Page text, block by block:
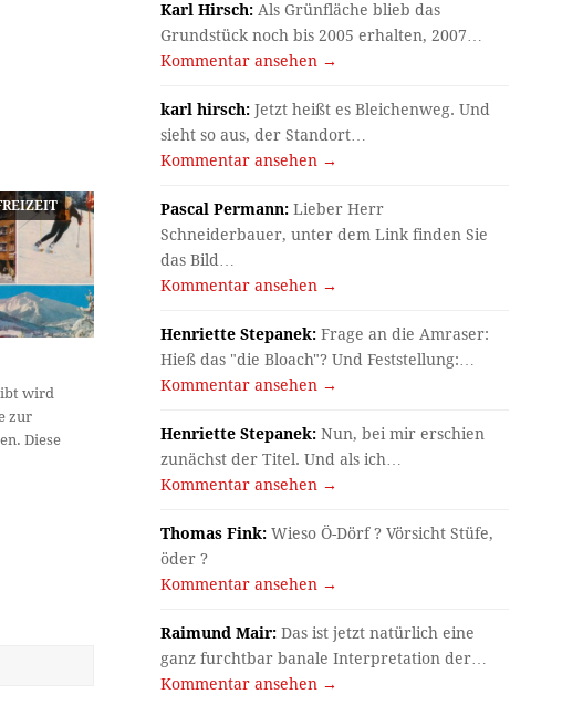
wird
zur
Diese
Karl Hirsch: Als Grünfläche blieb das
Grundstück noch bis 2005 erhalten, 2007…
Kommentar ansehen →
karl hirsch: Jetzt heißt es Bleichenweg. Und
sieht so aus, der Standort…
Kommentar ansehen →
Pascal Permann: Lieber Herr
Schneiderbauer, unter dem Link finden Sie
das Bild…
Kommentar ansehen →
Henriette Stepanek: Frage an die Amraser:
Hieß das "die Bloach"? Und Feststellung:…
Kommentar ansehen →
Henriette Stepanek: Nun, bei mir erschien
zunächst der Titel. Und als ich…
Kommentar ansehen →
Thomas Fink: Wieso Ö-Dörf ? Vörsicht Stüfe,
öder ?
Kommentar ansehen →
Raimund Mair: Das ist jetzt natürlich eine
ganz furchtbar banale Interpretation der…
Kommentar ansehen →